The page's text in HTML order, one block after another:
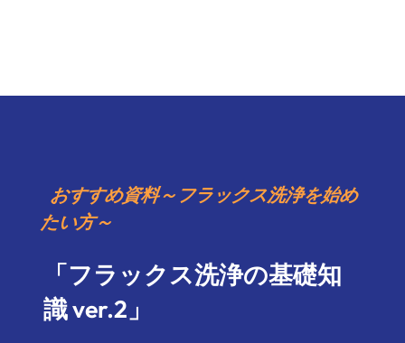
おすすめ資料～フラックス洗浄を始め
たい方～
「フラックス洗浄の基礎知
識 ver.2」